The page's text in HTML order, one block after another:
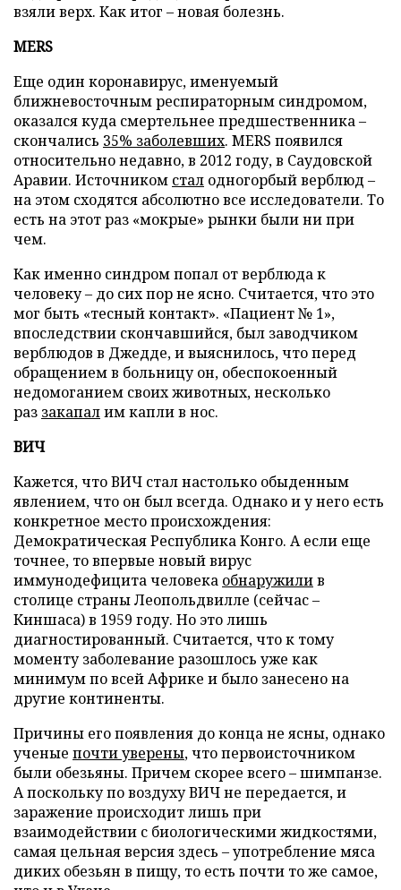
взяли верх. Как итог – новая болезнь.
MERS
Еще один коронавирус, именуемый
ближневосточным респираторным синдромом,
оказался куда смертельнее предшественника –
скончались 35% заболевших. MERS появился
относительно недавно, в 2012 году, в Саудовской
Аравии. Источником стал одногорбый верблюд –
на этом сходятся абсолютно все исследователи. То
есть на этот раз «мокрые» рынки были ни при
чем.
Как именно синдром попал от верблюда к
человеку – до сих пор не ясно. Считается, что это
мог быть «тесный контакт». «Пациент № 1»,
впоследствии скончавшийся, был заводчиком
верблюдов в Джедде, и выяснилось, что перед
обращением в больницу он, обеспокоенный
недомоганием своих животных, несколько
раз закапалим капли в нос.
ВИЧ
Кажется, что ВИЧ стал настолько обыденным
явлением, что он был всегда. Однако и у него есть
конкретное место происхождения:
Демократическая Республика Конго. А если еще
точнее, то впервые новый вирус
иммунодефицита человека обнаружилив
столице страны Леопольдвилле (сейчас –
Киншаса) в 1959 году. Но это лишь
диагностированный. Считается, что к тому
моменту заболевание разошлось уже как
минимум по всей Африке и было занесено на
другие континенты.
Причины его появления до конца не ясны, однако
ученые почти уверены, что первоисточником
были обезьяны. Причем скорее всего – шимпанзе.
А поскольку по воздуху ВИЧ не передается, и
заражение происходит лишь при
взаимодействии с биологическими жидкостями,
самая цельная версия здесь – употребление мяса
диких обезьян в пищу, то есть почти то же самое,